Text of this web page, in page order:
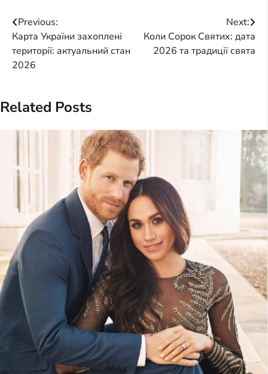
Post
navigation
Previous:
Карта України захоплені
території: актуальний стан
2026
Next:
Коли Сорок Святих: дата
2026 та традиції свята
Related Posts